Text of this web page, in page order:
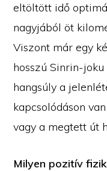
eltöltött idő
nagyjából öt
Viszont már egy
hosszú Sinrin-
hangsúly a
kapcsolódáson
vagy a megtett út
Milyen pozitív